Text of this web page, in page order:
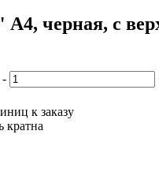
черная, с
-
к заказу
кратна